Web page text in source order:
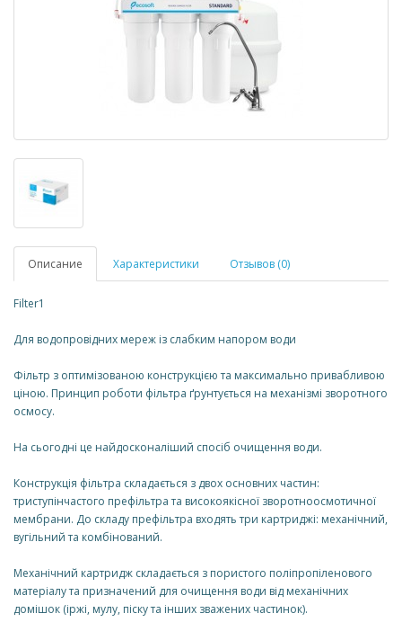
Описание Характеристики Отзывов (0)
Filter1
Для водопровідних мереж із слабким напором води
Фільтр з оптимізованою конструкцією та максимально привабливою
ціною. Принцип роботи фільтра ґрунтується на механізмі зворотного
осмосу.
На сьогодні це найдосконаліший спосіб очищення води.
Конструкція фільтра складається з двох основних частин:
триступінчастого префільтра та високоякісної зворотноосмотичної
мембрани. До складу префільтра входять три картриджі: механічний,
вугільний та комбінований.
Механічний картридж складається з пористого поліпропіленового
матеріалу та призначений для очищення води від механічних
домішок (іржі, мулу, піску та інших зважених частинок).